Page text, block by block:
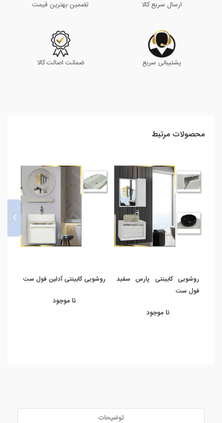
ارسال سریع کالا تضمین بهترین قیمت
پشتیبانی سریع ضمانت اصالت کالا
محصولات مرتبط
روشویی کابینتی پارس سفید
فول ست
نا موجود
روشویی کابینتی آدلین فول ست
نا موجود
›
توضیحات